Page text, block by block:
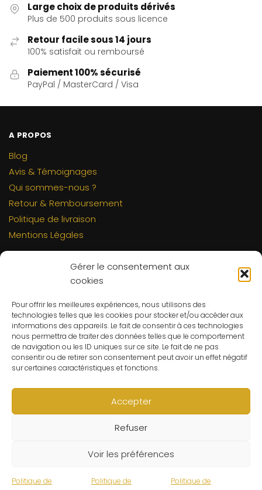
Gérer le consentement aux
cookies
Pour offrir les meilleures expériences, nous utilisons des
technologies telles que les cookies pour stocker et/ou accéder aux
informations des appareils. Le fait de consentir à ces technologies
nous permettra de traiter des données telles que le comportement
de navigation ou les ID uniques sur ce site. Le fait de ne pas
consentir ou de retirer son consentement peut avoir un effet négatif
sur certaines caractéristiques et fonctions.
Accepter
Refuser
Voir les préférences
Politique de Politique de Politique de
Large choix de produits dérivés
Plus de 500 produits sous licence
Retour facile sous 14 jours
100% satisfait ou remboursé
Paiement 100% sécurisé
PayPal / MasterCard / Visa
A PROPOS
Blog
Avis & Témoignages
Qui sommes-nous ?
Retour & Remboursement
Politique de livraison
Mentions Légales
Contact
C.G.V
Suivre ma commande
CONTACT
Un problème ? Une question ? Le Refuge du Sorcier™ est
à votre disposition 7j/7 et 24h/24.
Notre règle d’or ? Un client 100% satisfait.
© Le Refuge du Sorcier™